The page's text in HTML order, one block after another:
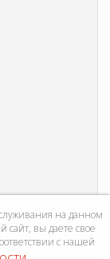
на данном
сайт, вы даете свое
с нашей